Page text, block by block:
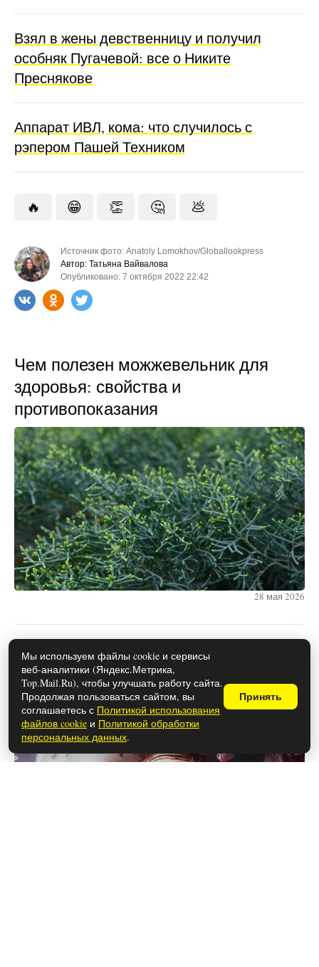
Взял в жены девственницу и получил
особняк Пугачевой: все о Никите
Преснякове
Аппарат ИВЛ, кома: что случилось с
рэпером Пашей Техником
🔥 😁 👏 🤔 💩
Источник фото: Anatoly Lomokhov/Globallookpress
Автор: Татьяна Вайвалова
Опубликовано: 7 октября 2022 22:42
Чем полезен можжевельник для
здоровья: свойства и
противопоказания
28 мая 2026
Каким знакам зодиака снятся вещие
сны
Мы используем файлы cookie и сервисы
веб-аналитики (Яндекс.Метрика,
Top.Mail.Ru), чтобы улучшать работу сайта.
Продолжая пользоваться сайтом, вы
соглашаетесь с Политикой использования
файлов cookie и Политикой обработки
персональных данных.
Принять